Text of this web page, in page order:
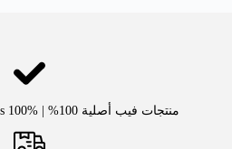
منتجات فيب أصلية 100% | Authentic Vape Products 100%